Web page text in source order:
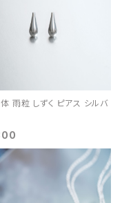
雨粒 しずく ピアス シルバ